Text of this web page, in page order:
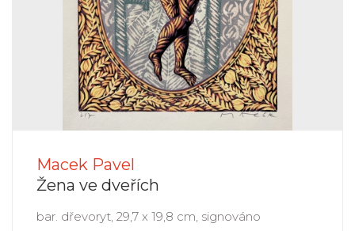
Macek Pavel
Žena ve dveřích
bar. dřevoryt, 29,7 x 19,8 cm, signováno